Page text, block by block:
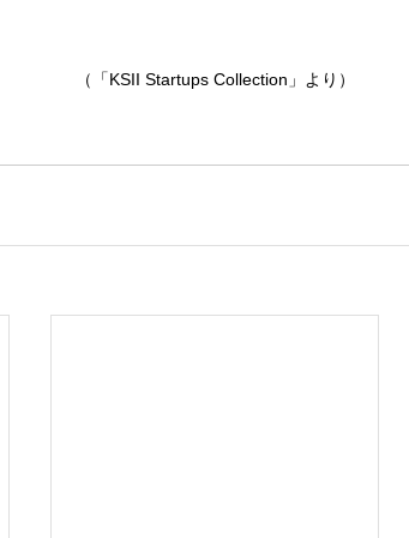
（「KSII Startups Collection」より）